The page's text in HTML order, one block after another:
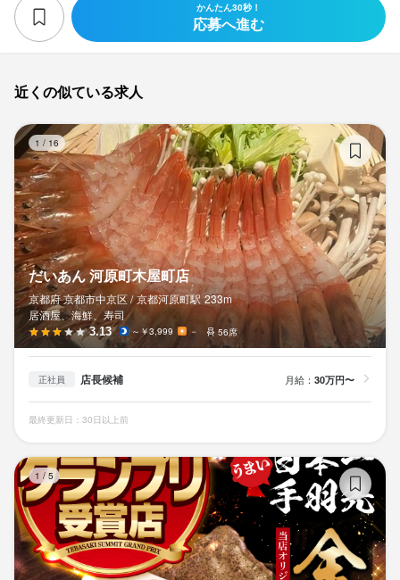
かんたん30秒！
応募へ進む
近くの似ている求人
1 / 16
だいあん 河原町木屋町店
京都府 京都市中京区 / 京都河原町駅 233m
居酒屋、海鮮、寿司
3.13 ～￥3,999 － 56席
正社員 店長候補 月給： 30万円〜
最終更新日：30日以上前
1 / 5